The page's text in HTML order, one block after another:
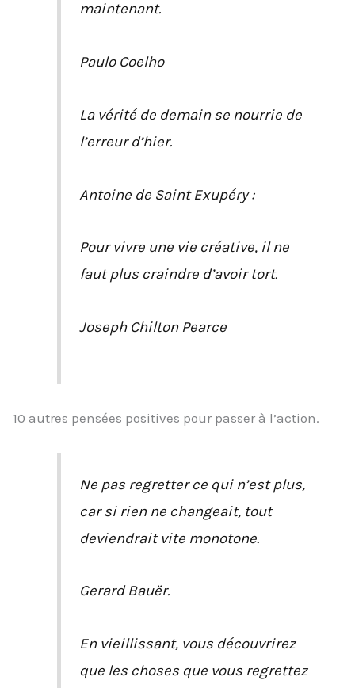
maintenant.
Paulo Coelho
La vérité de demain se nourrie de
l’erreur d’hier.
Antoine de Saint Exupéry :
Pour vivre une vie créative, il ne
faut plus craindre d’avoir tort.
Joseph Chilton Pearce
10 autres pensées positives pour passer à l’action.
Ne pas regretter ce qui n’est plus,
car si rien ne changeait, tout
deviendrait vite monotone.
Gerard Bauër.
En vieillissant, vous découvrirez
que les choses que vous regrettez